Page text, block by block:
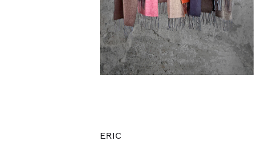
ERIC